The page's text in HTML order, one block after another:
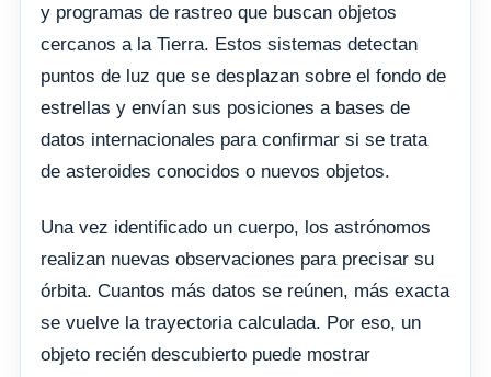
y programas de rastreo que buscan objetos
cercanos a la Tierra. Estos sistemas detectan
puntos de luz que se desplazan sobre el fondo de
estrellas y envían sus posiciones a bases de
datos internacionales para confirmar si se trata
de asteroides conocidos o nuevos objetos.
Una vez identificado un cuerpo, los astrónomos
realizan nuevas observaciones para precisar su
órbita. Cuantos más datos se reúnen, más exacta
se vuelve la trayectoria calculada. Por eso, un
objeto recién descubierto puede mostrar